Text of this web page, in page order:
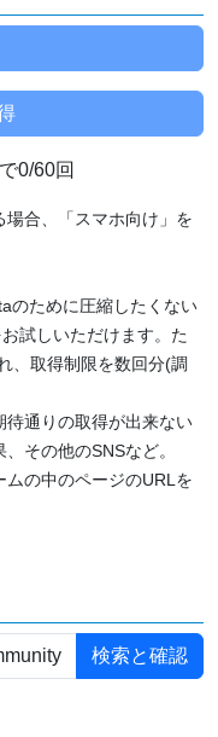
0/60回
合、「スマホ向け」を
のために圧縮したくない
試しいただけます。た
、取得制限を数回分(調
通りの取得が出来ない
その他のSNSなど。
の中のページのURLを